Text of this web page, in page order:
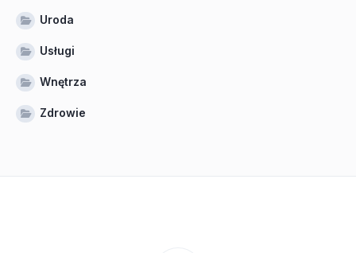
Uroda
Usługi
Wnętrza
Zdrowie